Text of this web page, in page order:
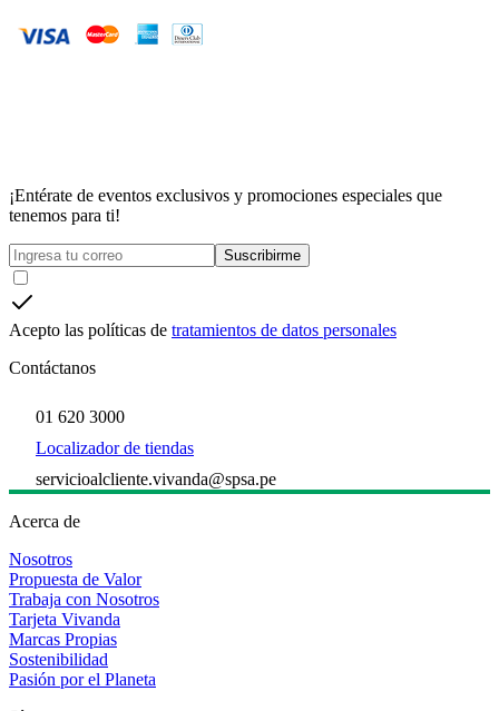
¡Entérate de eventos exclusivos y promociones especiales que
tenemos para ti!
Suscribirme
Acepto las políticas de tratamientos de datos personales
Contáctanos
01 620 3000
Localizador de tiendas
servicioalcliente.vivanda@spsa.pe
Acerca de
Nosotros
Propuesta de Valor
Trabaja con Nosotros
Tarjeta Vivanda
Marcas Propias
Sostenibilidad
Pasión por el Planeta